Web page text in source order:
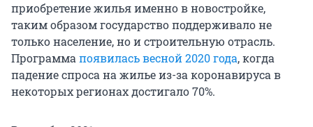
приобретение жилья именно в новостройке,
таким образом государство поддерживало не
только население, но и строительную отрасль.
Программа появилась весной 2020 года, когда
падение спроса на жилье из-за коронавируса в
некоторых регионах достигало 70%.